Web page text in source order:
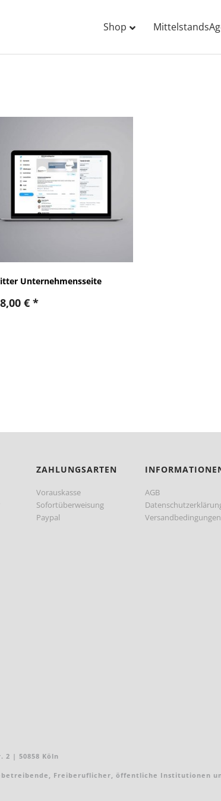
Shop
Unternehmensseite
€*
ZAHLUNGSARTEN
Vorauskasse
Sofortüberweisung
Paypal
AGB
Versandbedingungen
2 | 50858 Köln
Freiberuflicher, öffentliche Institutionen